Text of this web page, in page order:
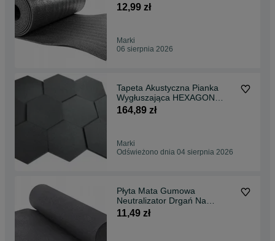
12,99 zł
Marki
06 sierpnia 2026
Tapeta Akustyczna Pianka
Wygłuszająca HEXAGON
Panel 10szt Zestaw
164,89 zł
Marki
Odświeżono dnia 04 sierpnia 2026
Płyta Mata Gumowa
Neutralizator Drgań Na
Podłogę 3mm
11,49 zł